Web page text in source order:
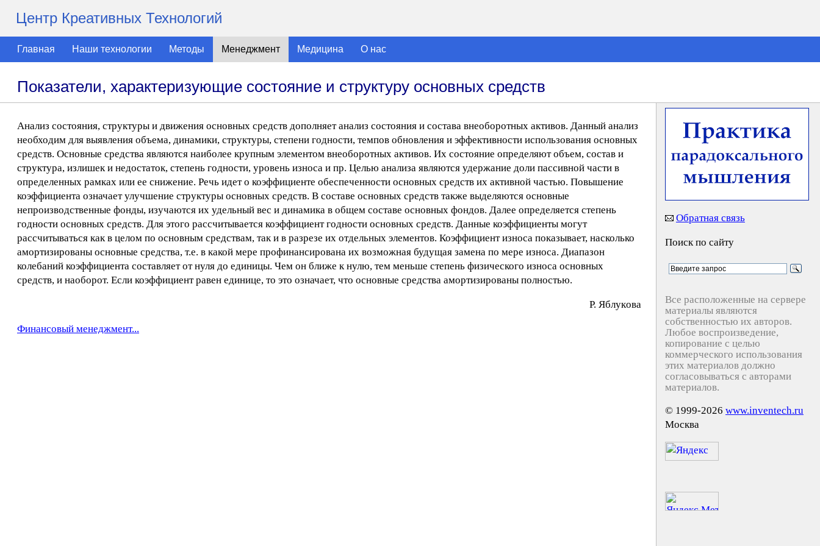
Центр Креативных Технологий
Главная Наши технологии Методы Менеджмент Медицина О нас
Показатели, характеризующие состояние и структуру основных средств
Анализ состояния, структуры и движения основных средств дополняет анализ состояния и состава внеоборотных активов. Данный анализ
необходим для выявления объема, динамики, структуры, степени годности, темпов обновления и эффективности использования основных
средств. Основные средства являются наиболее крупным элементом внеоборотных активов. Их состояние определяют объем, состав и
структура, излишек и недостаток, степень годности, уровень износа и пр. Целью анализа являются удержание доли пассивной части в
определенных рамках или ее снижение. Речь идет о коэффициенте обеспеченности основных средств их активной частью. Повышение
коэффициента означает улучшение структуры основных средств. В составе основных средств также выделяются основные
непроизводственные фонды, изучаются их удельный вес и динамика в общем составе основных фондов. Далее определяется степень
годности основных средств. Для этого рассчитывается коэффициент годности основных средств. Данные коэффициенты могут
рассчитываться как в целом по основным средствам, так и в разрезе их отдельных элементов. Коэффициент износа показывает, насколько
амортизированы основные средства, т.е. в какой мере профинансирована их возможная будущая замена по мере износа. Диапазон
колебаний коэффициента составляет от нуля до единицы. Чем он ближе к нулю, тем меньше степень физического износа основных
средств, и наоборот. Если коэффициент равен единице, то это означает, что основные средства амортизированы полностью.
P. Яблyкoвa
Финансовый менеджмент...
Обратная связь
Поиск по сайту
Все расположенные на сервере
материалы являются
собственностью их авторов.
Любое воспроизведение,
копирование с целью
коммерческого использования
этих материалов должно
согласовываться с авторами
материалов.
© 1999-2026 www.inventech.ru
Москва